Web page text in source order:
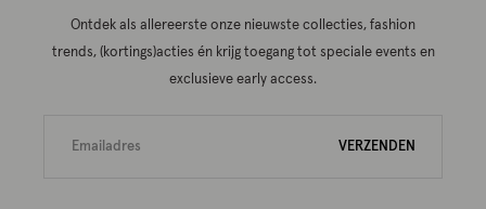
Ontdek als allereerste onze nieuwste collecties, fashion
trends, (kortings)acties én krijg toegang tot speciale events en
exclusieve early access.
VERZENDEN